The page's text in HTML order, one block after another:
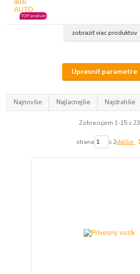
TOP produkt
zobraziť viac produktov
Upresniť parametre
Najnovšie Najlacnejšie Najdrahšie
Zobrazujem 1-15 z 23
strana z 2ďalšie